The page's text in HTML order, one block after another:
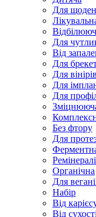
Для
Для
Від
Для
Для вінірів
Для
Для
Без фтору
Для
Органічна
Для
Набір
Від
Від